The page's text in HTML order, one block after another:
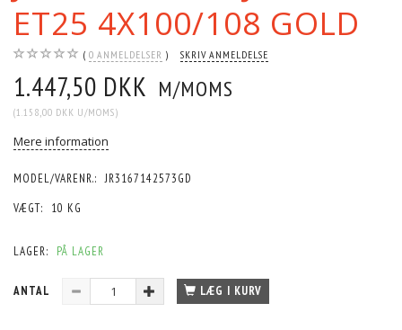
ET25 4X100/108 GOLD
0 ANMELDELSER SKRIV ANMELDELSE
1.447,50 DKK M/MOMS
(1.158,00 DKK U/MOMS)
Mere information
MODEL/VARENR.: JR3167142573GD
VÆGT:
10 KG
LAGER: PÅ LAGER
ANTAL LÆG I KURV